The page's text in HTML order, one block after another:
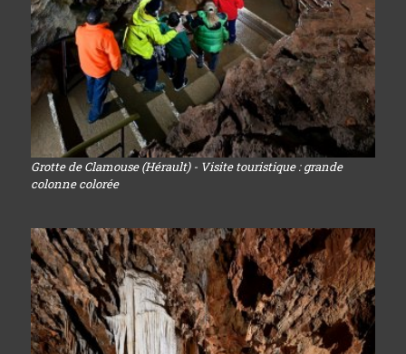
Grotte de Clamouse (Hérault) - Visite touristique : grande
colonne colorée